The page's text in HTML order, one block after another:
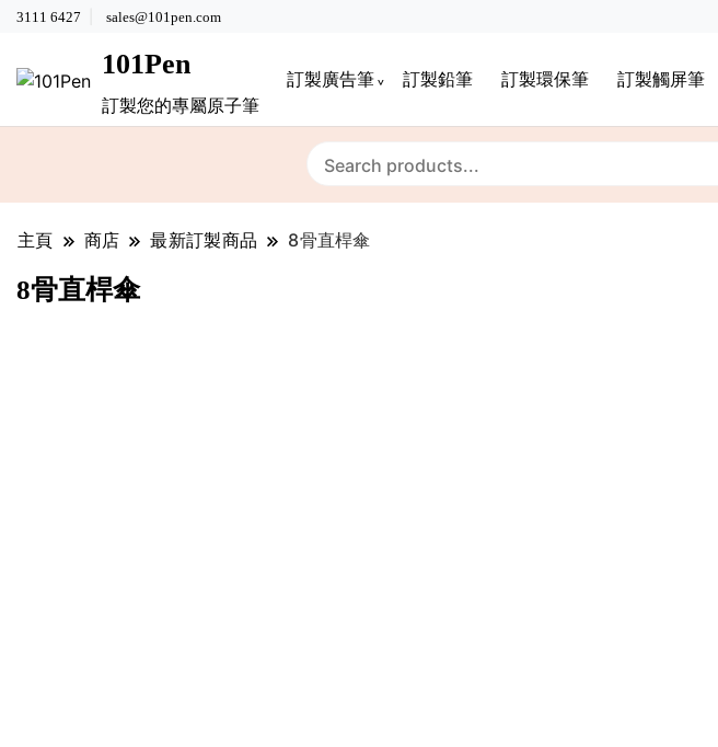
3111 6427 sales@101pen.com
101Pen
訂製您的專屬原子筆
訂製廣告筆 訂製鉛筆 訂製環保筆 訂製觸屏筆
主頁 商店 最新訂製商品 8骨直桿傘
8骨直桿傘